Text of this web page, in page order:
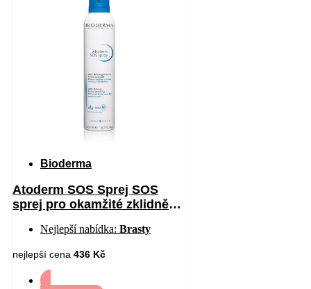
Bioderma
Atoderm SOS Sprej SOS
sprej pro okamžité zklidnění
Nejlepší nabídka: Brasty
nejlepší cena 436 Kč